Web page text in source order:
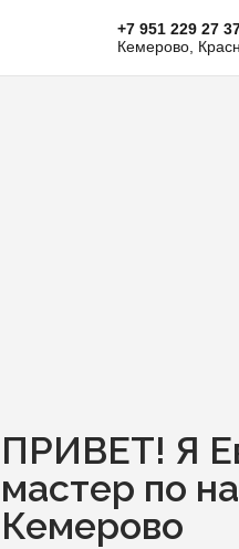
+7 951 229 27
Кемерово,
ПРИВЕТ! Я
мастер по
Кемерово